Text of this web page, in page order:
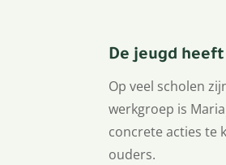
De jeugd
Op veel scholen
werkgroep is
concrete acties te
ouders.